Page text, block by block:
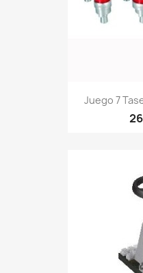
Juego 7